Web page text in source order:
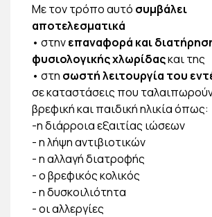
Με τον τρόπο αυτό συμβάλει
αποτελεσματικά
• στηνεπαναφορά και
φυσιολογικής χλωρίδαςκαι της
• στη σωστή λειτουργία του
σε καταστάσεις που
βρεφική και παιδική ηλικία όπως:
-η διάρροια εξαιτίας ιώσεων
- η λήψη αντιβιοτικών
- η αλλαγή διατροφής
- ο βρεφικός κολικός
- η δυσκοιλιότητα
- οι αλλεργίες